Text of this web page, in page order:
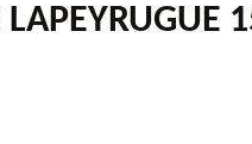
LAPEYRUGUE